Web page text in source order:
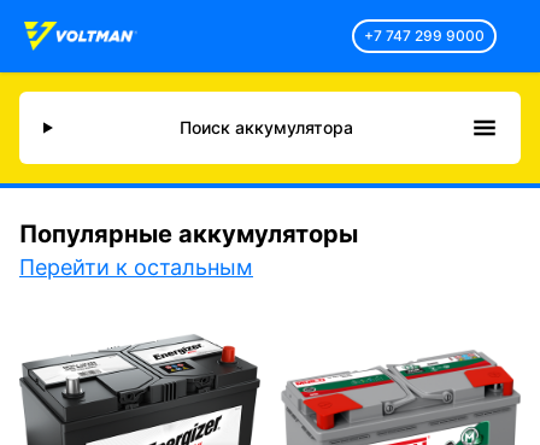
+7 747 299 9000
Поиск аккумулятора
Популярные аккумуляторы
Перейти к остальным